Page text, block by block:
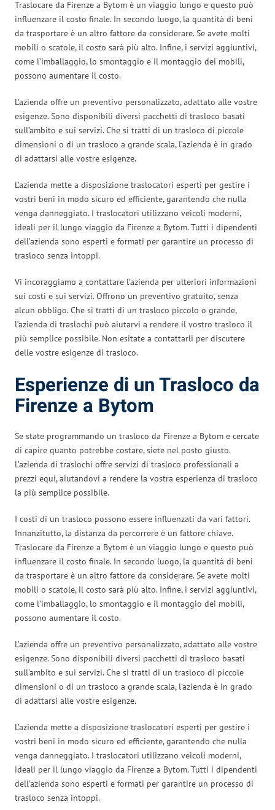
Traslocare da Firenze a Bytom è un viaggio lungo e questo può
influenzare il costo finale. In secondo luogo, la quantità di beni
da trasportare è un altro fattore da considerare. Se avete molti
mobili o scatole, il costo sarà più alto. Infine, i servizi aggiuntivi,
come l’imballaggio, lo smontaggio e il montaggio dei mobili,
possono aumentare il costo.
L’azienda offre un preventivo personalizzato, adattato alle vostre
esigenze. Sono disponibili diversi pacchetti di trasloco basati
sull’ambito e sui servizi. Che si tratti di un trasloco di piccole
dimensioni o di un trasloco a grande scala, l’azienda è in grado
di adattarsi alle vostre esigenze.
L’azienda mette a disposizione traslocatori esperti per gestire i
vostri beni in modo sicuro ed efficiente, garantendo che nulla
venga danneggiato. I traslocatori utilizzano veicoli moderni,
ideali per il lungo viaggio da Firenze a Bytom. Tutti i dipendenti
dell’azienda sono esperti e formati per garantire un processo di
trasloco senza intoppi.
Vi incoraggiamo a contattare l’azienda per ulteriori informazioni
sui costi e sui servizi. Offrono un preventivo gratuito, senza
alcun obbligo. Che si tratti di un trasloco piccolo o grande,
l’azienda di traslochi può aiutarvi a rendere il vostro trasloco il
più semplice possibile. Non esitate a contattarli per discutere
delle vostre esigenze di trasloco.
Esperienze di un Trasloco da
Firenze a Bytom
Se state programmando un trasloco da Firenze a Bytom e cercate
di capire quanto potrebbe costare, siete nel posto giusto.
L’azienda di traslochi offre servizi di trasloco professionali a
prezzi equi, aiutandovi a rendere la vostra esperienza di trasloco
la più semplice possibile.
I costi di un trasloco possono essere influenzati da vari fattori.
Innanzitutto, la distanza da percorrere è un fattore chiave.
Traslocare da Firenze a Bytom è un viaggio lungo e questo può
influenzare il costo finale. In secondo luogo, la quantità di beni
da trasportare è un altro fattore da considerare. Se avete molti
mobili o scatole, il costo sarà più alto. Infine, i servizi aggiuntivi,
come l’imballaggio, lo smontaggio e il montaggio dei mobili,
possono aumentare il costo.
L’azienda offre un preventivo personalizzato, adattato alle vostre
esigenze. Sono disponibili diversi pacchetti di trasloco basati
sull’ambito e sui servizi. Che si tratti di un trasloco di piccole
dimensioni o di un trasloco a grande scala, l’azienda è in grado
di adattarsi alle vostre esigenze.
L’azienda mette a disposizione traslocatori esperti per gestire i
vostri beni in modo sicuro ed efficiente, garantendo che nulla
venga danneggiato. I traslocatori utilizzano veicoli moderni,
ideali per il lungo viaggio da Firenze a Bytom. Tutti i dipendenti
dell’azienda sono esperti e formati per garantire un processo di
trasloco senza intoppi.